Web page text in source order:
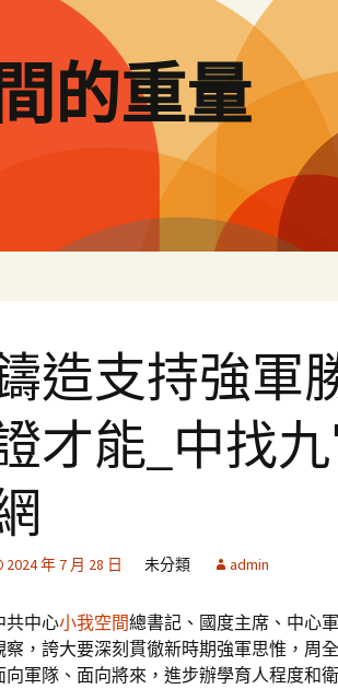
的重量
造支持強軍
才能_中找
2024 年 7 月 28 日 未分類 admin
共中心小我空間總書記、國度主席、中心
察，誇大要深刻貫徹新時期強軍思惟，周
向軍隊、面向將來，進步辦學育人程度和